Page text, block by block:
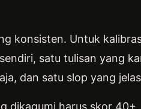
konsisten. Untuk
satu tulisan yang
dan satu slop yang
dikagumi harus skor